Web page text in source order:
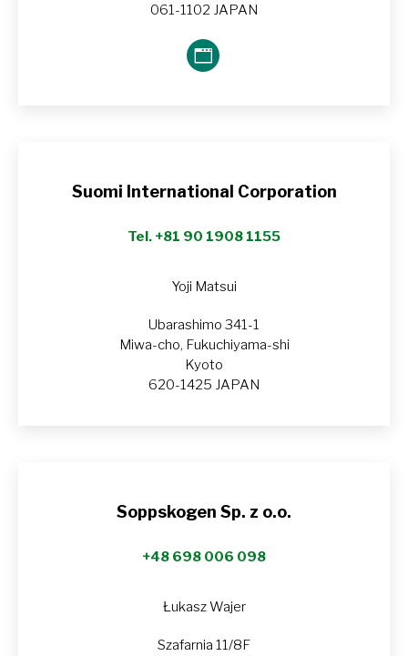
061-1102 JAPAN
Blog
Suomi International Corporation
Tel. +81 90 1908 1155
Yoji Matsui
Ubarashimo 341-1
Miwa-cho, Fukuchiyama-shi
Kyoto
620-1425 JAPAN
Soppskogen Sp. z o.o.
+48 698 006 098
Łukasz Wajer
Szafarnia 11/8F